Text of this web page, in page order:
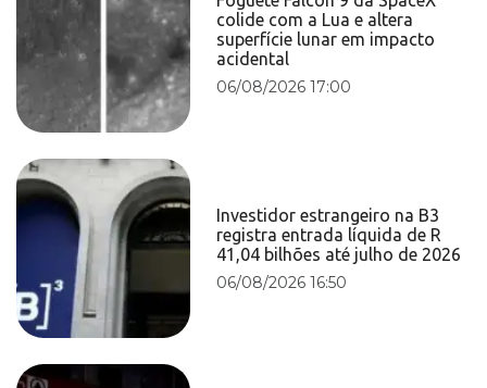
colide com a Lua e altera
superfície lunar em impacto
acidental
06/08/2026 17:00
Investidor estrangeiro na B3
registra entrada líquida de R
41,04 bilhões até julho de 2026
06/08/2026 16:50